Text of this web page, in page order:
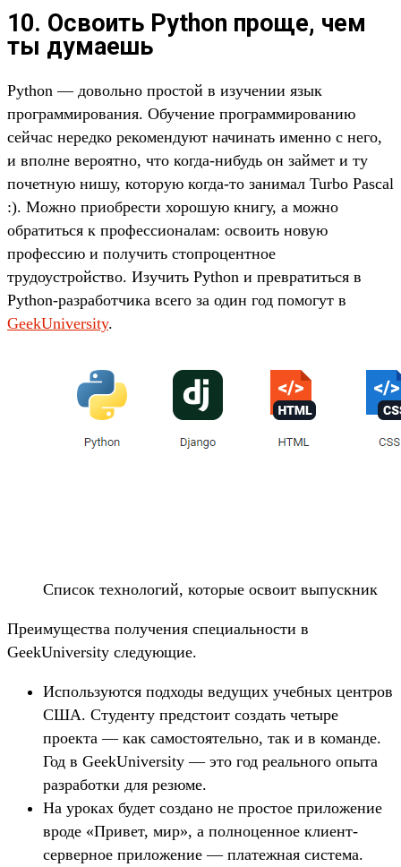
10. Освоить Python проще, чем
ты думаешь
Python — довольно простой в изучении язык
программирования. Обучение программированию
сейчас нередко рекомендуют начинать именно с него,
и вполне вероятно, что когда-нибудь он займет и ту
почетную нишу, которую когда-то занимал Turbo Pascal
:). Можно приобрести хорошую книгу, а можно
обратиться к профессионалам: освоить новую
профессию и получить стопроцентное
трудоустройство. Изучить Python и превратиться в
Python-разработчика всего за один год помогут в
GeekUniversity.
Список технологий, которые освоит выпускник
Преимущества получения специальности в
GeekUniversity следующие.
Используются подходы ведущих учебных центров
США. Студенту предстоит создать четыре
проекта — как самостоятельно, так и в команде.
Год в GeekUniversity — это год реального опыта
разработки для резюме.
На уроках будет создано не простое приложение
вроде «Привет, мир», а полноценное клиент-
серверное приложение — платежная система.